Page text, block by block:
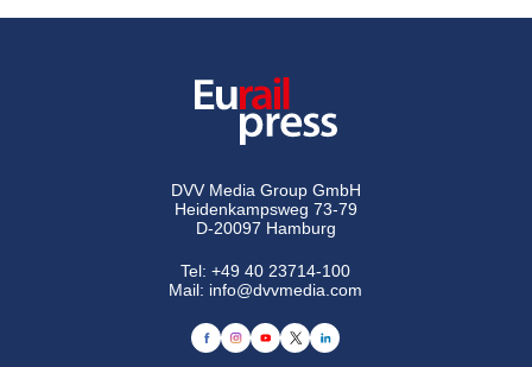
DVV Media Group GmbH
Heidenkampsweg 73-79
D-20097 Hamburg
Tel:+49 40 23714-100
Mail: info@dvvmedia.com